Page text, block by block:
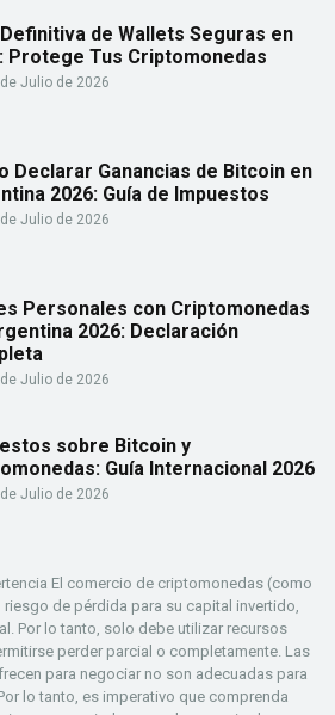
Definitiva de Wallets Seguras en
Protege Tus Criptomonedas
Julio de 2026
Declarar Ganancias de Bitcoin en
2026: Guía de Impuestos
Julio de 2026
Personales con Criptomonedas
2026: Declaración
Julio de 2026
sobre Bitcoin y
Guía Internacional 2026
Julio de 2026
El comercio de criptomonedas (como
de pérdida para su capital invertido,
Por lo tanto, solo debe utilizar recursos
perder parcial o completamente. Las
para negociar no son adecuadas para
lo tanto, es imperativo que comprenda